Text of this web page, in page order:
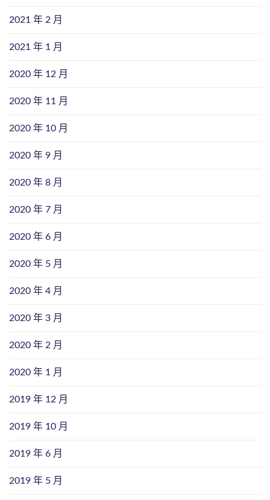
2021 年 2 月
2021 年 1 月
2020 年 12 月
2020 年 11 月
2020 年 10 月
2020 年 9 月
2020 年 8 月
2020 年 7 月
2020 年 6 月
2020 年 5 月
2020 年 4 月
2020 年 3 月
2020 年 2 月
2020 年 1 月
2019 年 12 月
2019 年 10 月
2019 年 6 月
2019 年 5 月